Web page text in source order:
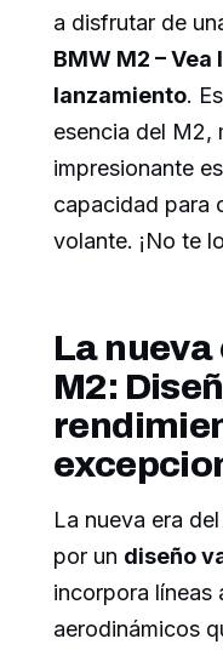
a disfrutar de
BMW M2 –
lanzamiento.
esencia del M2,
impresionante
capacidad para
volante. ¡No te
La nueva
M2:
La nueva era
por un diseño
incorpora líneas
aerodinámicos